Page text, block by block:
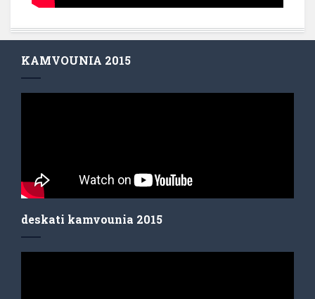
KAMVOUNIA 2015
deskati kamvounia 2015